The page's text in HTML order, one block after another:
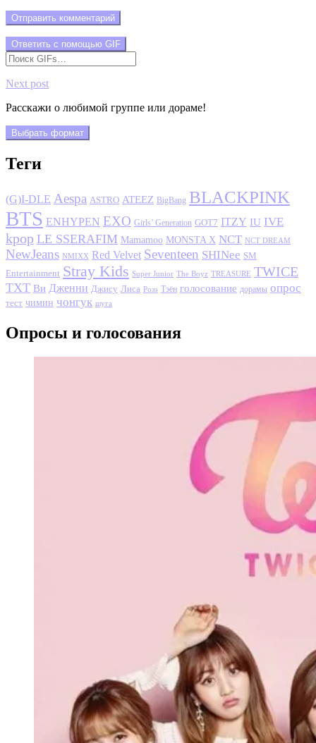
Отправить комментарий
Ответить с помощью GIF
Next post
Расскажи о любимой группе или дораме!
Выбрать формат
Теги
(G)I-DLE Aespa ASTRO ATEEZ BigBang BLACKPINK
BTS ENHYPEN EXO Girls’ Generation GOT7 ITZY IU IVE
kpop LE SSERAFIM Mamamoo MONSTA X NCT NCT DREAM
NewJeans NMIXX Red Velvet Seventeen SHINee SM
Entertainment Stray Kids Super Junior The Boyz TREASURE TWICE
TXT Ви Дженни Джису Лиса Розэ Тэён голосование дорамы опрос
тест чимин чонгук шуга
Опросы и голосования